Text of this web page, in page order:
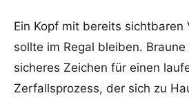
Ein Kopf mit bereits sichtbaren
sollte im Regal bleiben.
sicheres Zeichen für einen
Zerfallsprozess, der sich zu